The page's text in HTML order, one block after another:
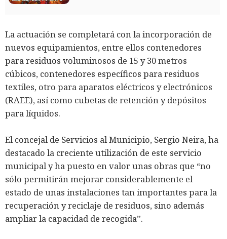
La actuación se completará con la incorporación de
nuevos equipamientos, entre ellos contenedores
para residuos voluminosos de 15 y 30 metros
cúbicos, contenedores específicos para residuos
textiles, otro para aparatos eléctricos y electrónicos
(RAEE), así como cubetas de retención y depósitos
para líquidos.
El concejal de Servicios al Municipio, Sergio Neira, ha
destacado la creciente utilización de este servicio
municipal y ha puesto en valor unas obras que “no
sólo permitirán mejorar considerablemente el
estado de unas instalaciones tan importantes para la
recuperación y reciclaje de residuos, sino además
ampliar la capacidad de recogida”.